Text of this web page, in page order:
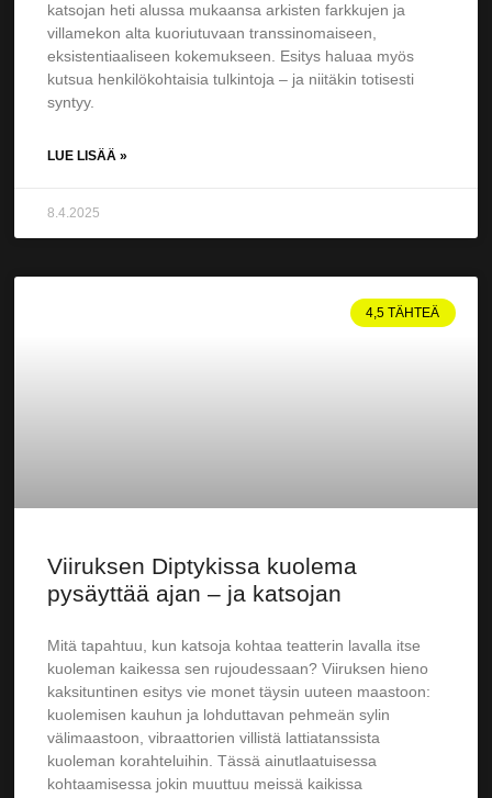
katsojan heti alussa mukaansa arkisten farkkujen ja
villamekon alta kuoriutuvaan transsinomaiseen,
eksistentiaaliseen kokemukseen. Esitys haluaa myös
kutsua henkilökohtaisia tulkintoja – ja niitäkin totisesti
syntyy.
LUE LISÄÄ »
8.4.2025
4,5 TÄHTEÄ
Viiruksen Diptykissa kuolema
pysäyttää ajan – ja katsojan
Mitä tapahtuu, kun katsoja kohtaa teatterin lavalla itse
kuoleman kaikessa sen rujoudessaan? Viiruksen hieno
kaksituntinen esitys vie monet täysin uuteen maastoon:
kuolemisen kauhun ja lohduttavan pehmeän sylin
välimaastoon, vibraattorien villistä lattiatanssista
kuoleman korahteluihin. Tässä ainutlaatuisessa
kohtaamisessa jokin muuttuu meissä kaikissa